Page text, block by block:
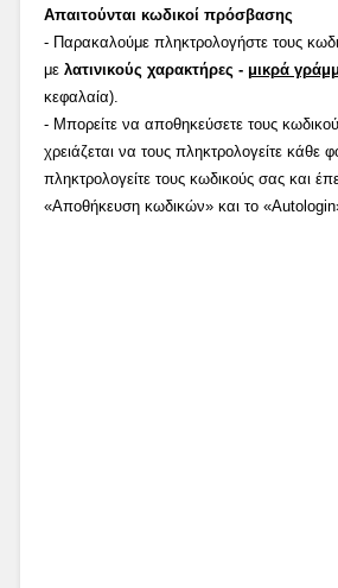
Απαιτούνται κωδικοί πρόσβασης
- Παρακαλούμε πληκτρολογήστε τους
με λατινικούς χαρακτήρες - μικρά
κεφαλαία).
- Μπορείτε να αποθηκεύσετε τους
χρειάζεται να τους πληκτρολογείτε κάθε
πληκτρολογείτε τους κωδικούς σας και
«Αποθήκευση κωδικών» και το